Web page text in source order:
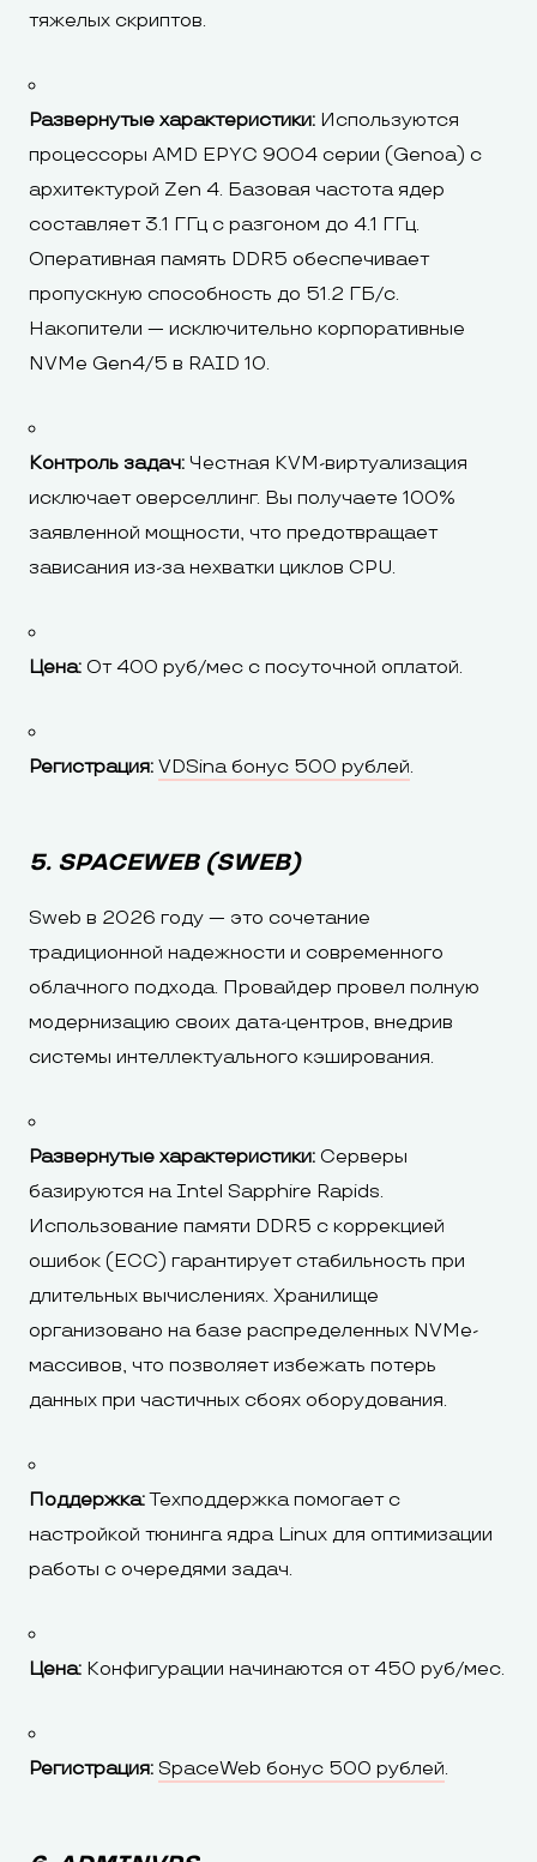
тяжелых скриптов.
Развернутые характеристики: Используются
процессоры AMD EPYC 9004 серии (Genoa) с
архитектурой Zen 4. Базовая частота ядер
составляет 3.1 ГГц с разгоном до 4.1 ГГц.
Оперативная память DDR5 обеспечивает
пропускную способность до 51.2 ГБ/с.
Накопители — исключительно корпоративные
NVMe Gen4/5 в RAID 10.
Контроль задач: Честная KVM-виртуализация
исключает оверселлинг. Вы получаете 100%
заявленной мощности, что предотвращает
зависания из-за нехватки циклов CPU.
Цена: От 400 руб/мес с посуточной оплатой.
Регистрация: VDSina бонус 500 рублей.
5. SPACEWEB (SWEB)
Sweb в 2026 году — это сочетание
традиционной надежности и современного
облачного подхода. Провайдер провел полную
модернизацию своих дата-центров, внедрив
системы интеллектуального кэширования.
Развернутые характеристики: Серверы
базируются на Intel Sapphire Rapids.
Использование памяти DDR5 с коррекцией
ошибок (ECC) гарантирует стабильность при
длительных вычислениях. Хранилище
организовано на базе распределенных NVMe-
массивов, что позволяет избежать потерь
данных при частичных сбоях оборудования.
Поддержка:Техподдержка помогает с
настройкой тюнинга ядра Linux для оптимизации
работы с очередями задач.
Цена: Конфигурации начинаются от 450 руб/мес.
Регистрация: SpaceWeb бонус 500 рублей.